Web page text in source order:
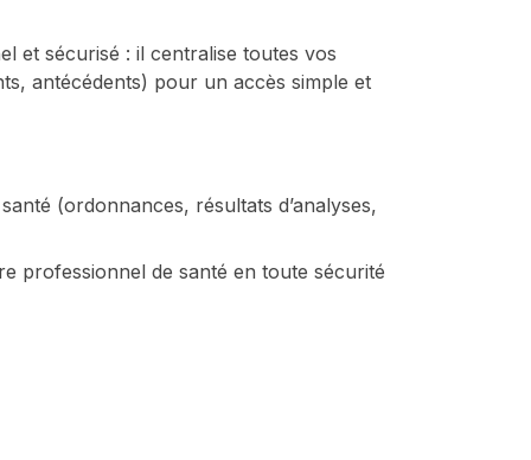
et sécurisé : il centralise toutes vos
antécédents) pour un accès simple et
(ordonnances, résultats d’analyses,
professionnel de santé en toute sécurité